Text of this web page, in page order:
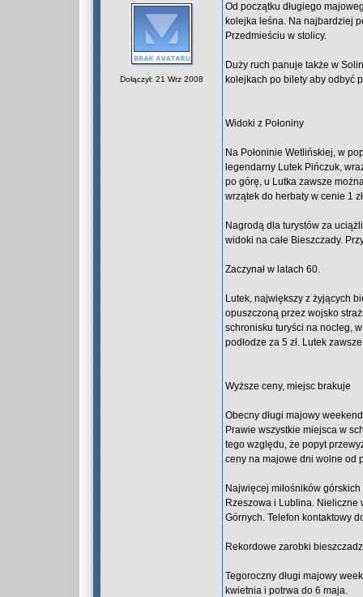
Dołączył: 21 Wrz 2008
Od początku długiego
kolejka leśna. Na najbardziej
Przedmieściu w stolicy.
Duży ruch panuje także w
kolejkach po bilety aby odbyć
Widoki z Połoniny
Na Połoninie Wetlińskiej, w
legendarny Lutek Pińczuk,
po górę, u Lutka zawsze
wrzątek do herbaty w cenie 1
Nagrodą dla turystów za
widoki na całe Bieszczady.
Zaczynał w latach 60.
Lutek, największy z żyjących
opuszczoną przez wojsko
schronisku turyści na nocleg,
podłodze za 5 zł. Lutek
Wyższe ceny, miejsc brakuje
Obecny długi majowy
Prawie wszystkie miejsca w
tego względu, że popyt
ceny na majowe dni wolne od
Najwięcej miłośników
Rzeszowa i Lublina. Nieliczne
Górnych. Telefon kontaktowy
Rekordowe zarobki
Tegoroczny długi majowy
kwietnia i potrwa do 6 maja.